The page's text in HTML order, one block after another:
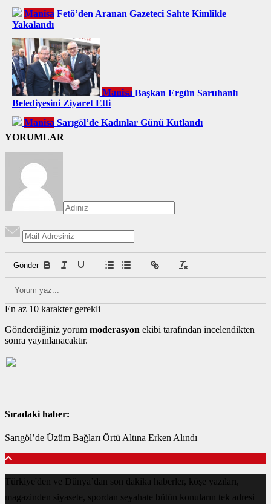
Manisa Fetö’den Aranan Gazeteci Sahte Kimlikle
Yakalandı
Manisa Başkan Ergün Saruhanlı
Belediyesini Ziyaret Etti
Manisa Sarıgöl’de Kadınlar Günü Kutlandı
YORUMLAR
Gönder
En az 10 karakter gerekli
Gönderdiğiniz yorum moderasyon ekibi tarafından incelendikten
sonra yayınlanacaktır.
Sıradaki haber:
Sarıgöl’de Üzüm Bağları Örtü Altına Erken Alındı
Türkiye'den ve Dünya’dan son dakika haberler, köşe yazıları,
magazinden siyasete, spordan seyahate bütün konuların tek adresi